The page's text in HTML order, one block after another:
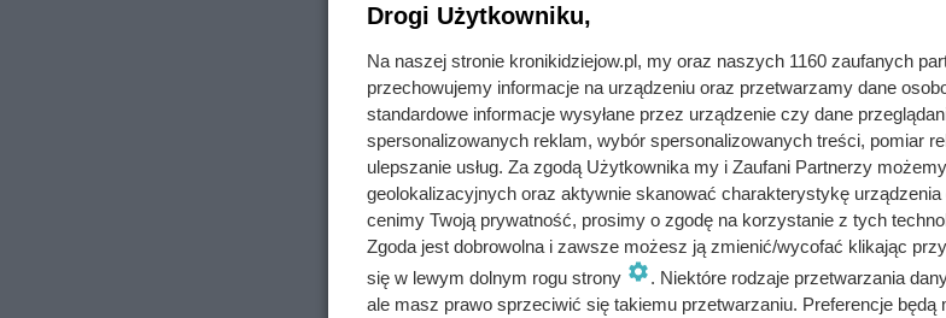
Drogi Użytkowniku,
Na naszej stronie kronikidziejow.pl, my oraz naszych 1160 zaufanych
przechowujemy informacje na urządzeniu oraz przetwarzamy dane
standardowe informacje wysyłane przez urządzenie czy dane
spersonalizowanych reklam, wybór spersonalizowanych treści, pomiar
ulepszanie usług. Za zgodą Użytkownika my i Zaufani Partnerzy
geolokalizacyjnych oraz aktywnie skanować charakterystykę
cenimy Twoją prywatność, prosimy o zgodę na korzystanie z tych
Zgoda jest dobrowolna i zawsze możesz ją zmienić/wycofać klikając
się w lewym dolnym rogu strony
. Niektóre rodzaje przetwarzania
ale masz prawo sprzeciwić się takiemu przetwarzaniu. Preferencje będą